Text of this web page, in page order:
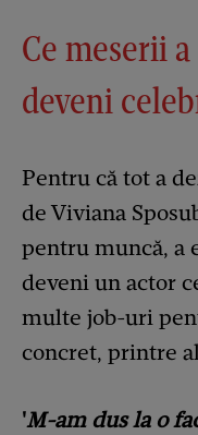
Ce meserii
deveni
Pentru că tot a
de Viviana
pentru muncă, a
deveni un actor
multe job-uri
concret, printre
'M-am dus la o